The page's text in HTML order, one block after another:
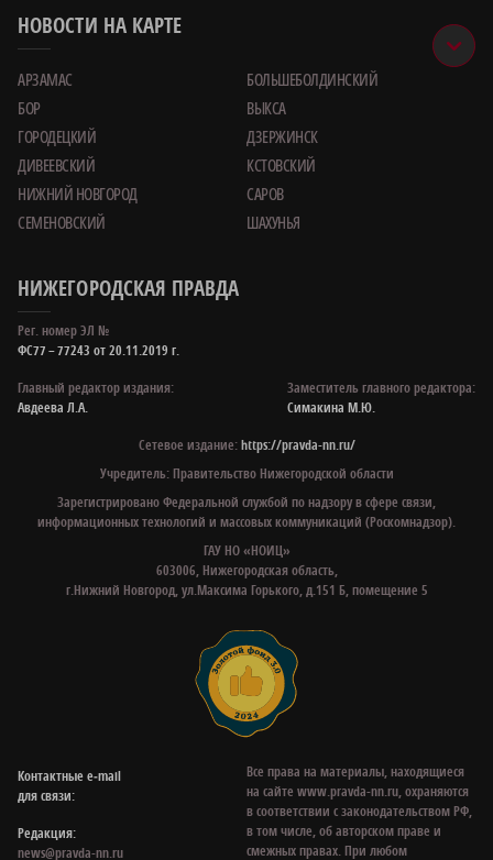
НОВОСТИ НА КАРТЕ
АРЗАМАС
БОЛЬШЕБОЛДИНСКИЙ
БОР
ВЫКСА
ГОРОДЕЦКИЙ
ДЗЕРЖИНСК
ДИВЕЕВСКИЙ
КСТОВСКИЙ
НИЖНИЙ НОВГОРОД
САРОВ
СЕМЕНОВСКИЙ
ШАХУНЬЯ
НИЖЕГОРОДСКАЯ ПРАВДА
Рег. номер ЭЛ №
ФС77 – 77243 от 20.11.2019 г.
Главный редактор издания:
Авдеева Л.А.
Заместитель главного редактора:
Симакина М.Ю.
Сетевое издание:https://pravda-nn.ru/
Учредитель: Правительство Нижегородской области
Зарегистрировано Федеральной службой по надзору в сфере связи,
информационных технологий и массовых коммуникаций (Роскомнадзор).
ГАУ НО «НОИЦ»
603006, Нижегородская область,
г.Нижний Новгород, ул.Максима Горького, д.151 Б, помещение 5
Контактные e‑mail
для связи:
Редакция:
news@pravda-nn.ru
Все права на материалы, находящиеся
на сайте www.pravda-nn.ru, охраняются
в соответствии с законодательством РФ,
в том числе, об авторском праве и
смежных правах. При любом